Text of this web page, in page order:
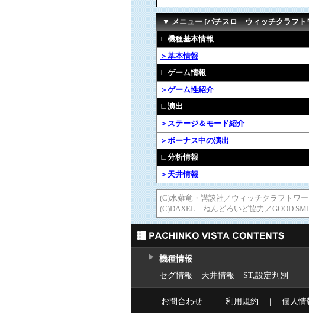
▼ メニュー [パチスロ ウィッチクラフト
∟機種基本情報
＞基本情報
∟ゲーム情報
＞ゲーム性紹介
∟演出
＞ステージ＆モード紹介
＞ボーナス中の演出
∟分析情報
＞天井情報
(C)水薙竜・講談社／ウィッチクラフトワ
(C)DAXEL ねんどろいど協力／GOOD
機種情報
セグ情報
天井情報 ST,設定判別
お問合わせ ｜ 利用規約 ｜ 個人情